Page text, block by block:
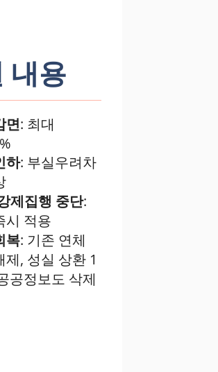
내용
면: 최대
하: 부실우려차
제집행 중단:
시 적용
복: 기존 연체
제, 성실 상환 1
공정보도 삭제